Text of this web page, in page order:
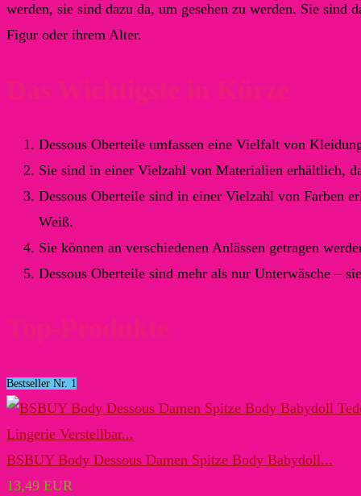
werden, sie sind dazu da, um gesehen zu werden. Sie sind
Figur oder ihrem Alter.
Das Wichtigste in Kürze
Dessous Oberteile umfassen eine Vielfalt von
Sie sind in einer Vielzahl von Materialien erhältlich,
Dessous Oberteile sind in einer Vielzahl von Farben
Weiß.
Sie können an verschiedenen Anlässen getragen
Dessous Oberteile sind mehr als nur Unterwäsche –
Top-Produkte
Bestseller Nr. 1
BSBUY Body Dessous Damen Spitze Body Babydoll...
13,49 EUR